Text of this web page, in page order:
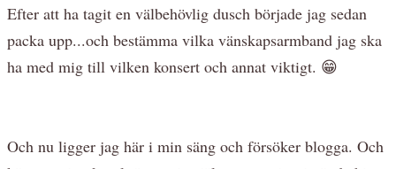
Efter att ha tagit en välbehövlig dusch började jag sedan
packa upp...och bestämma vilka vänskapsarmband jag ska
ha med mig till vilken konsert och annat viktigt. 😁
Och nu ligger jag här i min säng och försöker blogga. Och